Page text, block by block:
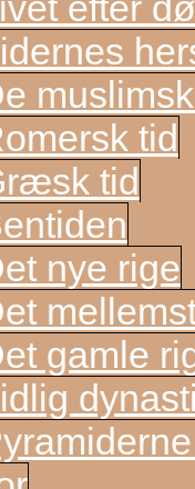
tid
tid
nye rige
gamle